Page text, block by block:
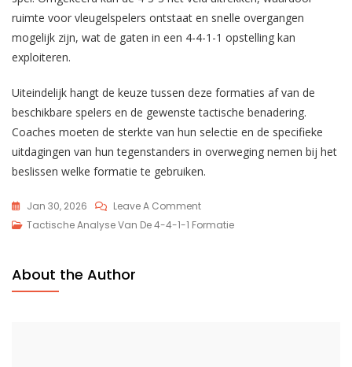
ruimte voor vleugelspelers ontstaat en snelle overgangen
mogelijk zijn, wat de gaten in een 4-4-1-1 opstelling kan
exploiteren.
Uiteindelijk hangt de keuze tussen deze formaties af van de
beschikbare spelers en de gewenste tactische benadering.
Coaches moeten de sterkte van hun selectie en de specifieke
uitdagingen van hun tegenstanders in overweging nemen bij het
beslissen welke formatie te gebruiken.
Jan 30, 2026 Leave A CommentOn
4-
Tactische Analyse Van De 4-4-1-1 Formatie
About the Author